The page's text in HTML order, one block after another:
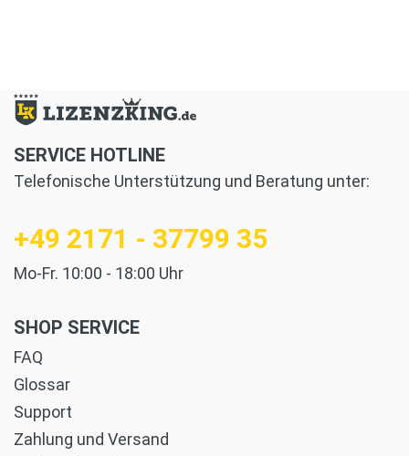
SERVICE HOTLINE
Telefonische Unterstützung und Beratung unter:
+49 2171 - 37799 35
Mo-Fr. 10:00 - 18:00 Uhr
SHOP SERVICE
FAQ
Glossar
Support
Zahlung und Versand